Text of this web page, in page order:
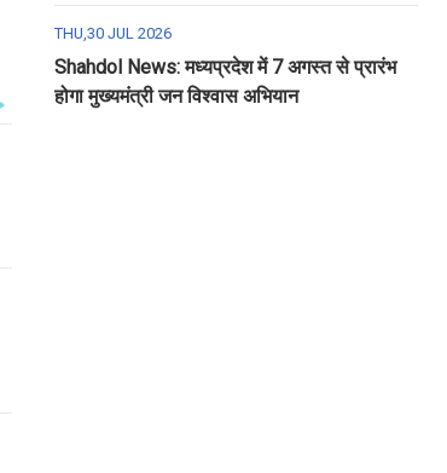
पंचोली को दी गई विदाई
THU,30 JUL 2026
Shahdol News: मध्यप्रदेश में 7 अगस्त से प्रारंभ
होगा मुख्यमंत्री जन विश्वास अभियान